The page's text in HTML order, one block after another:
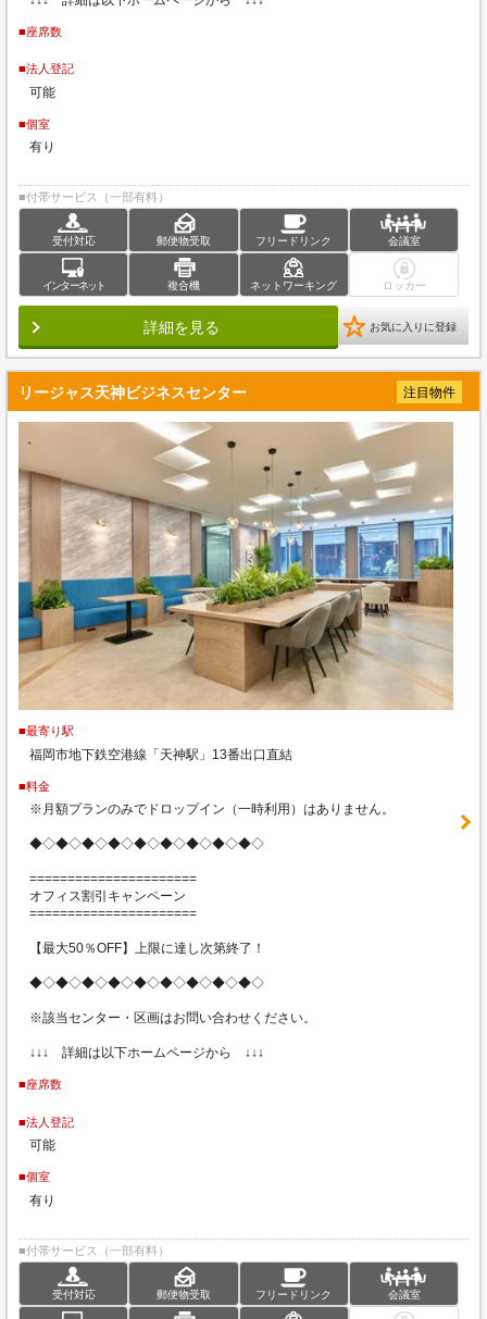
■座席数
■法人登記
可能
■個室
有り
■付帯サービス（一部有料）
受付対応 郵便物受取 フリードリンク 会議室
インターネット 複合機 ネットワーキング ロッカー
詳細を見る お気に入りに登録
リージャス天神ビジネスセンター 注目物件
■最寄り駅
福岡市地下鉄空港線「天神駅」13番出口直結
■料金
※月額プランのみでドロップイン（一時利用）はありません。
◆◇◆◇◆◇◆◇◆◇◆◇◆◇◆◇◆◇
======================
オフィス割引キャンペーン
======================
【最大50％OFF】上限に達し次第終了！
◆◇◆◇◆◇◆◇◆◇◆◇◆◇◆◇◆◇
※該当センター・区画はお問い合わせください。
↓↓↓ 詳細は以下ホームページから ↓↓↓
■座席数
■法人登記
可能
■個室
有り
■付帯サービス（一部有料）
受付対応 郵便物受取 フリードリンク 会議室